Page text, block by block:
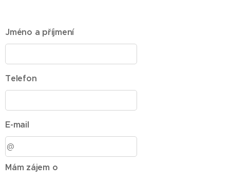
Jméno a příjmení
Telefon
E-mail
Mám zájem o